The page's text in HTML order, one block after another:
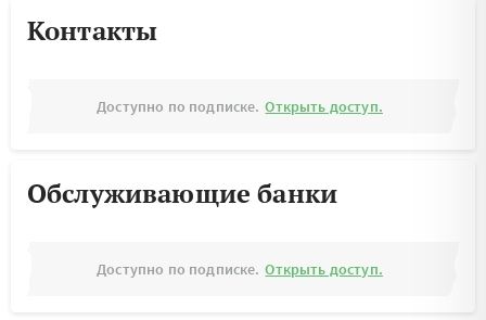
Контакты
Доступно по подписке. Открыть доступ.
Обслуживающие банки
Доступно по подписке. Открыть доступ.